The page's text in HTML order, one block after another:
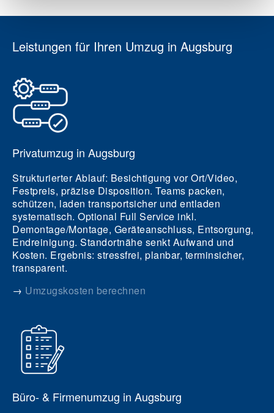
Leistungen für Ihren Umzug in Augsburg
Privatumzug in Augsburg
Strukturierter Ablauf: Besichtigung vor Ort/Video,
Festpreis, präzise Disposition. Teams packen,
schützen, laden transportsicher und entladen
systematisch. Optional Full Service inkl.
Demontage/Montage, Geräteanschluss, Entsorgung,
Endreinigung. Standortnähe senkt Aufwand und
Kosten. Ergebnis: stressfrei, planbar, terminsicher,
transparent.
→ Umzugskosten berechnen
Büro- & Firmenumzug in Augsburg